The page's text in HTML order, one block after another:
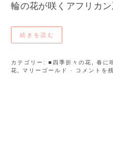
輪の花が咲くアフリカ
続きを読む
カテゴリー:■四季折々の花 ,春に
花
マリーゴールド · コメントを